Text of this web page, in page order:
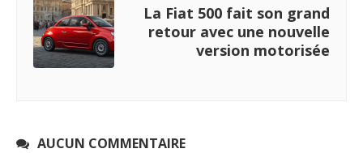
La Fiat 500 fait son grand
retour avec une nouvelle
version motorisée
AUCUN COMMENTAIRE